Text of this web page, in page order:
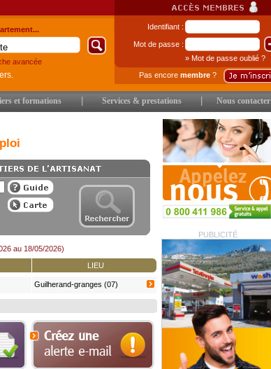
Identifiant :
Mot de passe :
» Mot de passe oublié ?
Pas encore membre ?
avancée
et formations Services & prestations Nous contacter
PUBLICITÉ
au 18/05/2026)
LIEU
Guilherand-granges (07)